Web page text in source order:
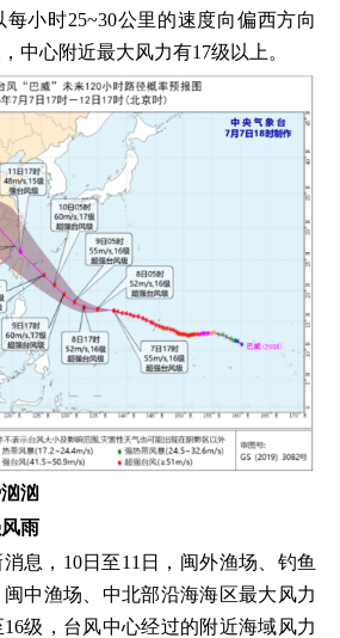
每小时25~30公里的速度向偏西方向
中心附近最大风力有17级以上。
汹
雨
息，10日至11日，闽外渔场、钓鱼
中渔场、中北部沿海海区最大风力
16级，台风中心经过的附近海域风力